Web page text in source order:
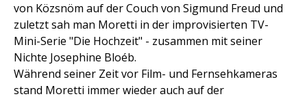
von Közsnöm auf der Couch von Sigmund Freud und
zuletzt sah man Moretti in der improvisierten TV-
Mini-Serie "Die Hochzeit" - zusammen mit seiner
Nichte Josephine Bloéb.
Während seiner Zeit vor Film- und Fernsehkameras
stand Moretti immer wieder auch auf der